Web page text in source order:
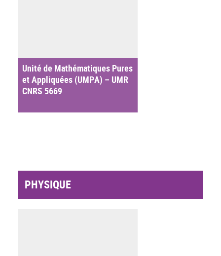
Unité de Mathématiques Pures
et Appliquées (UMPA) – UMR
CNRS 5669
PHYSIQUE